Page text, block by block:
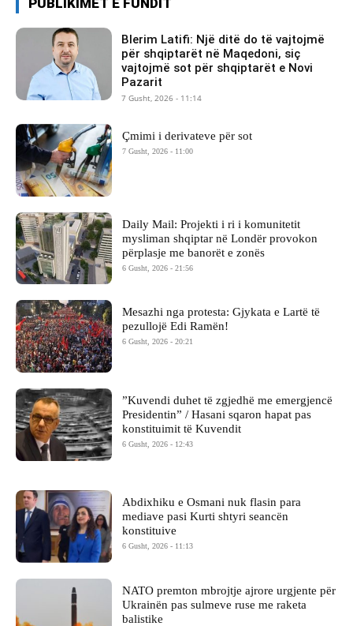
Blerim Latifi: Një ditë do të vajtojmë
për shqiptarët në Maqedoni, siç
vajtojmë sot për shqiptarët e Novi
Pazarit
7 Gusht, 2026 - 11:14
Çmimi i derivateve për sot
7 Gusht, 2026 - 11:00
Daily Mail: Projekti i ri i komunitetit
mysliman shqiptar në Londër provokon
përplasje me banorët e zonës
6 Gusht, 2026 - 21:56
Mesazhi nga protesta: Gjykata e Lartë të
pezullojë Edi Ramën!
6 Gusht, 2026 - 20:21
​”Kuvendi duhet të zgjedhë me emergjencë
Presidentin” / Hasani sqaron hapat pas
konstituimit të Kuvendit
6 Gusht, 2026 - 12:43
Abdixhiku e Osmani nuk flasin para
mediave pasi Kurti shtyri seancën
konstituive
6 Gusht, 2026 - 11:13
NATO premton mbrojtje ajrore urgjente për
Ukrainën pas sulmeve ruse me raketa
balistike